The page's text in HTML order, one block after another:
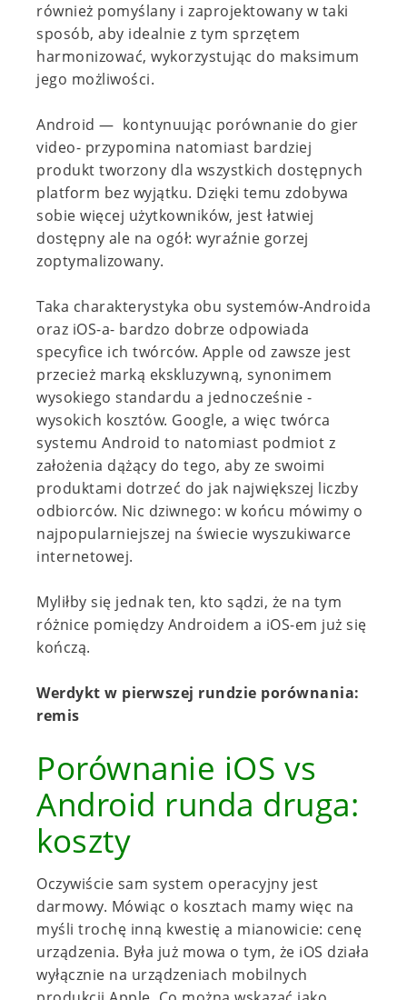
również pomyślany i zaprojektowany w taki
sposób, aby idealnie z tym sprzętem
harmonizować, wykorzystując do maksimum
jego możliwości.
Android — kontynuując porównanie do gier
video- przypomina natomiast bardziej
produkt tworzony dla wszystkich dostępnych
platform bez wyjątku. Dzięki temu zdobywa
sobie więcej użytkowników, jest łatwiej
dostępny ale na ogół: wyraźnie gorzej
zoptymalizowany.
Taka charakterystyka obu systemów-Androida
oraz iOS-a- bardzo dobrze odpowiada
specyfice ich twórców. Apple od zawsze jest
przecież marką ekskluzywną, synonimem
wysokiego standardu a jednocześnie -
wysokich kosztów. Google, a więc twórca
systemu Android to natomiast podmiot z
założenia dążący do tego, aby ze swoimi
produktami dotrzeć do jak największej liczby
odbiorców. Nic dziwnego: w końcu mówimy o
najpopularniejszej na świecie wyszukiwarce
internetowej.
Myliłby się jednak ten, kto sądzi, że na tym
różnice pomiędzy Androidem a iOS-em już się
kończą.
Werdykt w pierwszej rundzie porównania:
remis
Porównanie iOS vs
Android runda druga:
koszty
Oczywiście sam system operacyjny jest
darmowy. Mówiąc o kosztach mamy więc na
myśli trochę inną kwestię a mianowicie: cenę
urządzenia. Była już mowa o tym, że iOS działa
wyłącznie na urządzeniach mobilnych